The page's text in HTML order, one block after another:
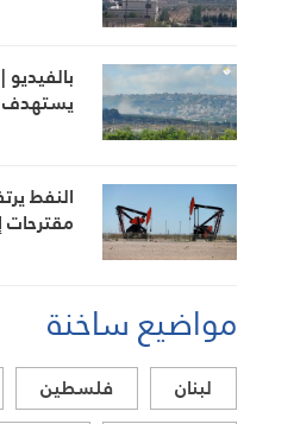
يستهدف
النفط
مواضيع ساخنة
لبنان فلسطين